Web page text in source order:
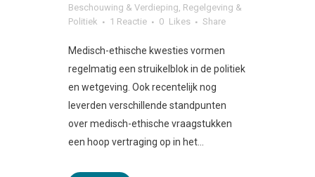
Beschouwing & Verdieping, Regelgeving &
Politiek
1 Reactie 0 Likes Share
Medisch-ethische kwesties vormen
regelmatig een struikelblok in de politiek
en wetgeving. Ook recentelijk nog
leverden verschillende standpunten
over medisch-ethische vraagstukken
een hoop vertraging op in het...